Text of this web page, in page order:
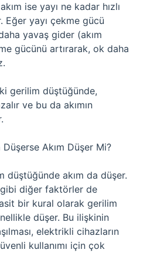
ise yayı ne kadar hızlı
Eğer yayı çekme gücü
yavaş gider (akım
gücünü artırarak, ok daha
gerilim düştüğünde,
ve bu da akımın
Akım Düşer Mi?
düştüğünde akım da düşer.
diğer faktörler de
bir kural olarak gerilim
düşer. Bu ilişkinin
elektrikli cihazların
kullanımı için çok